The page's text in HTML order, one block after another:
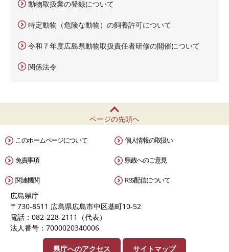
動物取扱業の登録について
特定動物（危険な動物）の飼養許可について
令和７年度広島県動物取扱責任者研修の開催について
関係法令
ページの先頭へ
このホームページについて 個人情報の取扱い
免責事項 県政へのご意見
関連機関 RSS配信について
広島県庁
〒730-8511 広島県広島市中区基町10-52
電話：082-228-2111（代表）
法人番号：7000020340006
県庁へのアクセス サイトマップ